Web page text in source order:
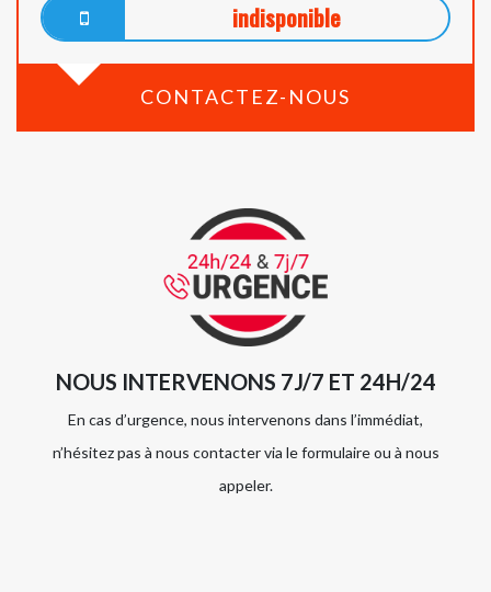
indisponible
CONTACTEZ-NOUS
NOUS INTERVENONS 7J/7 ET 24H/24
En cas d’urgence, nous intervenons dans l’immédiat,
n’hésitez pas à nous contacter via le formulaire ou à nous
appeler.